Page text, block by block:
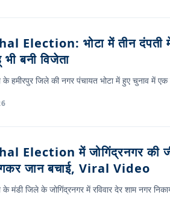
Election: भोटा में तीन दंपती में
भी बनी विजेता
के हमीरपुर जिले की नगर पंचायत भोटा में हुए चुनाव में
Election में जोगिंद्रनगर की
जान बचाई, Viral Video
मंडी जिले के जोगिंद्रनगर में रविवार देर शाम नगर